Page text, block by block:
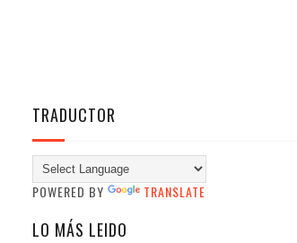
TRADUCTOR
POWERED BY TRANSLATE
LO MÁS LEIDO